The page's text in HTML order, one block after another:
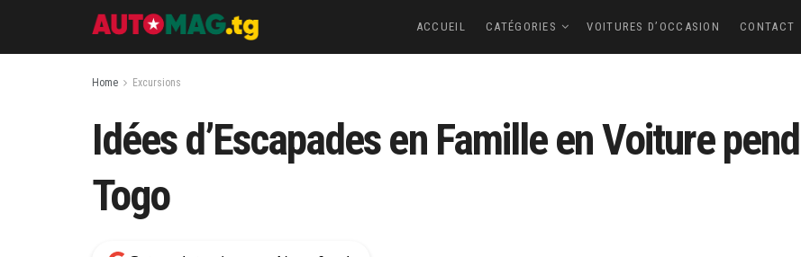
ACCUEIL CATÉGORIES VOITURES D’OCCASION CONTACT
Home Excursions
Idées d’Escapades en Famille en Voiture
Togo